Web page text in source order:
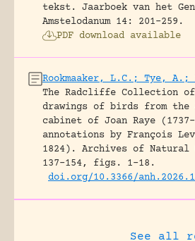
tekst.
Jaarboek van het
Amstelodanum 14: 201-259.
PDF download available
Rookmaaker, L.C.; Tye, A.;
The Radcliffe Collection
drawings of birds from the
cabinet of Joan Raye
annotations by François
1824).
Archives of
137-154, figs. 1-18.
doi.org/10.3366/
See all